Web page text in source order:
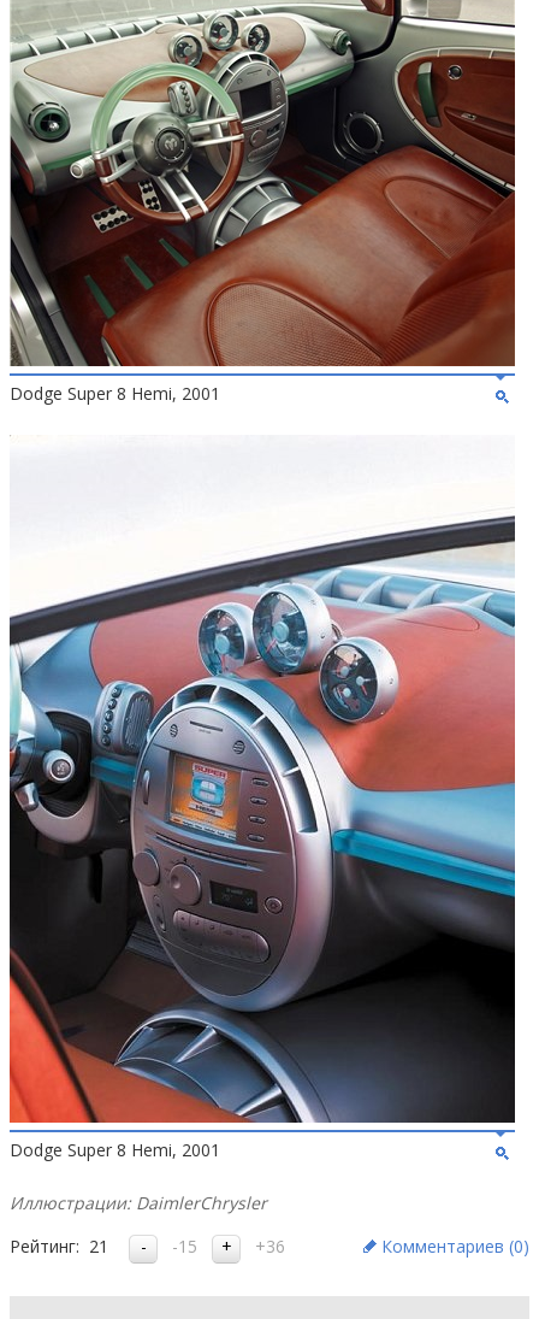
Dodge Super 8 Hemi, 2001
Dodge Super 8 Hemi, 2001
Иллюстрации: DaimlerChrysler
Рейтинг: 21 -15 +36 Комментариев (0)